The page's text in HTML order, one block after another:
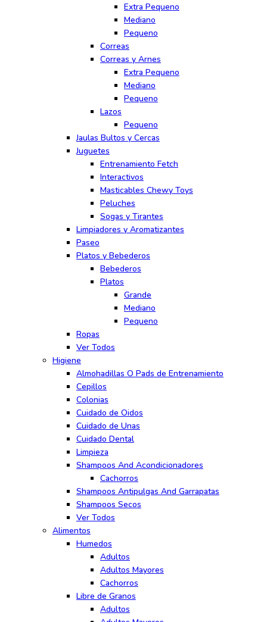
Extra Pequeno
Mediano
Pequeno
Correas
Correas y Arnes
Extra Pequeno
Mediano
Pequeno
Lazos
Pequeno
Jaulas Bultos y Cercas
Juguetes
Entrenamiento Fetch
Interactivos
Masticables Chewy Toys
Peluches
Sogas y Tirantes
Limpiadores y Aromatizantes
Paseo
Platos y Bebederos
Bebederos
Platos
Grande
Mediano
Pequeno
Ropas
Ver Todos
Higiene
Almohadillas O Pads de Entrenamiento
Cepillos
Colonias
Cuidado de Oidos
Cuidado de Unas
Cuidado Dental
Limpieza
Shampoos And Acondicionadores
Cachorros
Shampoos Antipulgas And Garrapatas
Shampoos Secos
Ver Todos
Alimentos
Humedos
Adultos
Adultos Mayores
Cachorros
Libre de Granos
Adultos